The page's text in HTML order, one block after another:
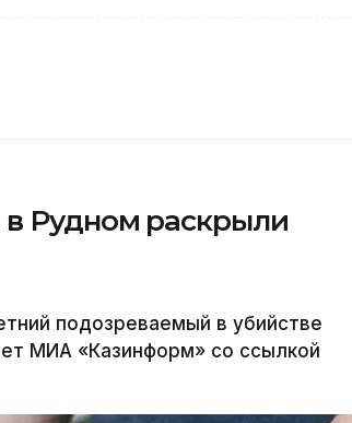
Рудном раскрыли
подозреваемый в убийстве
МИА «Казинформ» со ссылкой